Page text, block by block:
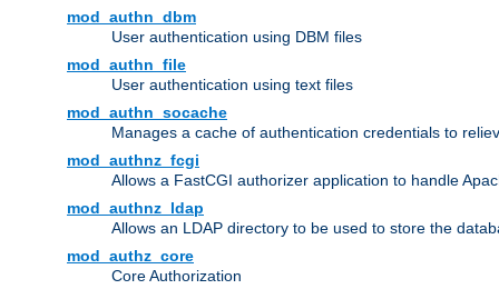
mod_authn_dbm
User authentication using DBM files
mod_authn_file
User authentication using text files
mod_authn_socache
Manages a cache of authentication credentials to
mod_authnz_fcgi
Allows a FastCGI authorizer application to handle
mod_authnz_ldap
Allows an LDAP directory to be used to store the
mod_authz_core
Core Authorization